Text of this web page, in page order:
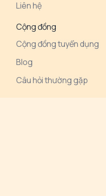
Liên hệ
Cộng đồng
Cộng đồng tuyển dụng
Blog
Câu hỏi thường gặp